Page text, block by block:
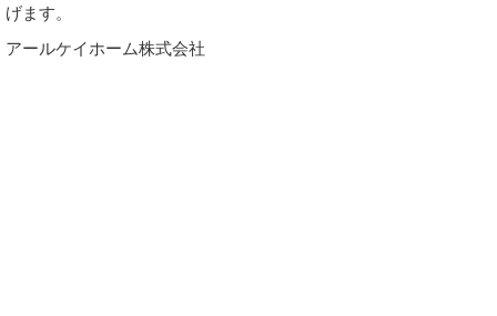
げます。
アールケイホーム株式会社